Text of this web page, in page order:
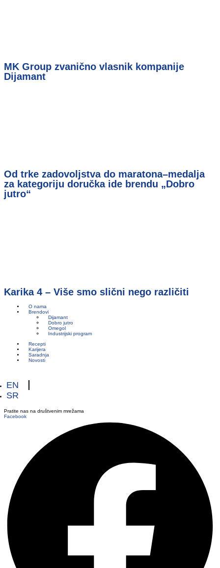
MK Group zvanično vlasnik kompanije
Dijamant
Od trke zadovoljstva do maratona–medalja
za kategoriju doručka ide brendu „Dobro
jutro“
Karika 4 – Više smo slični nego različiti
O nama
Brendovi
Dijamant
Dobro jutro
Omegol
Industrijski program
Recepti
Karijera
Saradnja
Novosti
EN
SR
Pratite nas na društvenim mrežama
Facebook